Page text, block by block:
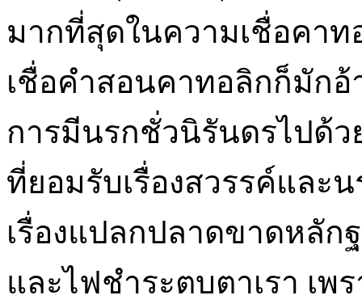
มากที่สุดในความเชื่อคาท
เชื่อคำสอนคาทอลิกก็มักอ้
การมีนรกชั่วนิรันดรไปด้
ที่ยอมรับเรื่องสวรรค์และ
เรื่องแปลกปลาดขาดหลัก
และไฟชำระตบตาเรา เพ